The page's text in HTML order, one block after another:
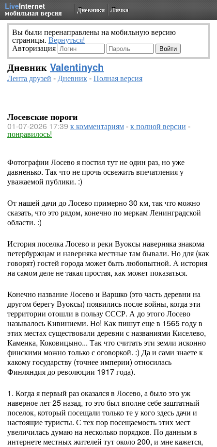
LiveInternet
мобильная версия Дневники Личка
Вы были перенаправлены на мобильную версию
страницы. Вернуться!
Авторизация
Дневник Valentinych
Лента друзей -Дневник-Полная версия
Лосевские пороги
01-07-2026 17:39 к комментариям-к полной версии -
понравилось!
Фотографии Лосево я постил тут не один раз, но уже
давненько. Так что не прочь освежить впечатления у
уважаемой публики. :)
От нашей дачи до Лосево примерно 30 км, так что можно
сказать, что это рядом, конечно по меркам Ленинградской
области. :)
История поселка Лосево и реки Вуоксы наверняка знакома
петербуржцам и наверняка местные там бывали. Но для (как
говорят) гостей города может быть любопытной. А история
на самом деле не такая простая, как может показаться.
Конечно название Лосево и Варшко (это часть деревни на
другом берегу Вуоксы) появились после войны, когда эти
территории отошли в пользу СССР. А до этого Лосево
называлось Кивиниеми. Но! Как пишут еще в 1565 году в
этих местах существовали деревни с названиями Киселево,
Каменка, Коковицыно... Так что считать эти земли исконно
финскими можно только с оговоркой. :) Да и сами знаете к
какому государству (точнее империи) относилась
Финляндия до революции 1917 года).
1. Когда я первый раз оказался в Лосево, а было это уж
наверное лет 25 назад, то это был вполне себе заштатный
поселок, который посещали только те у кого здесь дачи и
настоящие туристы. С тех пор посещаемость этих мест
увеличилась думаю на несколько порядков. По данным в
интернете местных жителей тут около 200, и мне кажется,